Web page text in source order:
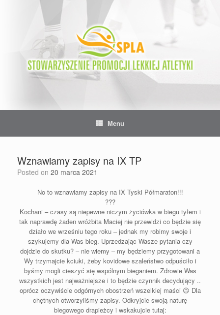
Menu
Wznawiamy zapisy na IX TP
Posted on 20 marca 2021
No to wznawiamy zapisy na IX Tyski Półmaraton!!!
???
Kochani – czasy są niepewne niczym życiówka w biegu tyłem i
tak naprawdę żaden wróżbita Maciej nie przewidzi co będzie się
działo we wrześniu tego roku – jednak my robimy swoje i
szykujemy dla Was bieg. Uprzedzając Wasze pytania czy
dojdzie do skutku? – nie wiemy – my będziemy przygotowani a
Wy trzymajcie kciuki, żeby kovidowe szaleństwo odpuściło i
byśmy mogli cieszyć się wspólnym bieganiem. Zdrowie Was
wszystkich jest najważniejsze i to będzie czynnik decydujący ..
oprócz oczywiście odgórnych obostrzeń wszelkiej maści 😉 Dla
chętnych otworzyliśmy zapisy. Odkryjcie swoją naturę
biegowego drapieżcy i wskakujcie tutaj: